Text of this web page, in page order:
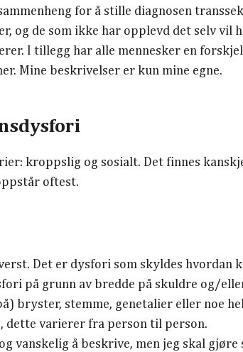
for å stille diagnosen
og de som ikke har opplevd det selv vil
I tillegg har alle mennesker en
Mine beskrivelser er kun mine egne.
kroppslig og sosialt. Det finnes
oftest.
Det er dysfori som skyldes hvordan
på grunn av bredde på skuldre og/
bryster, stemme, genetalier eller noe
dette varierer fra person til person.
vanskelig å beskrive, men jeg skal gjøre